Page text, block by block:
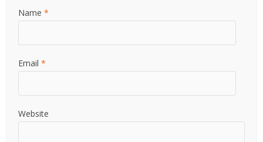
Name *
Email *
Website